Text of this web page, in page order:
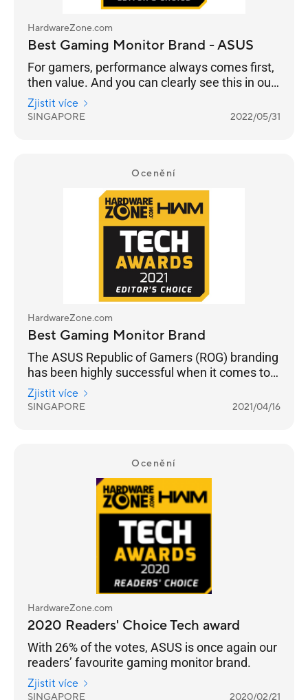
HardwareZone.com
Best Gaming Monitor Brand - ASUS
For gamers, performance always comes first,
then value. And you can clearly see this in our
results as ASUS takes Best Gaming Monitor
Brand with 26% of the votes, while Prism+ is
Zjistit více
SINGAPORE 2022/05/31
Ocenění
HardwareZone.com
Best Gaming Monitor Brand
The ASUS Republic of Gamers (ROG) branding
has been highly successful when it comes to
truly building a sub-brand that targets gamers.
Zjistit více
SINGAPORE 2021/04/16
Ocenění
HardwareZone.com
2020 Readers' Choice Tech award
With 26% of the votes, ASUS is once again our
readers’ favourite gaming monitor brand.
Zjistit více
SINGAPORE 2020/02/21